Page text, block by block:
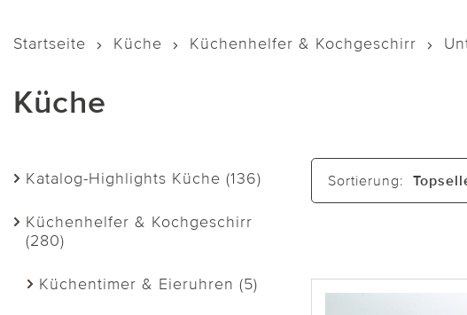
Startseite Küche Küchenhelfer & Kochgeschirr
Küche
Katalog-Highlights Küche (136)
Küchenhelfer & Kochgeschirr
(280)
Küchentimer & Eieruhren (5)
Sortierung: